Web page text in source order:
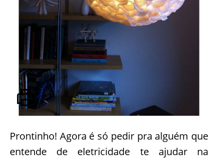
Prontinho! Agora é só pedir pra alguém que
entende de eletricidade te ajudar na